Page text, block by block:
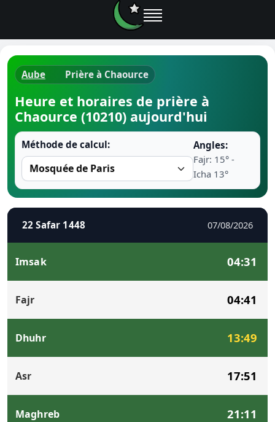
Ramadan
Comment
Aube Prière à Chaource
Heure et horaires de prière à
Chaource (10210) aujourd'hui
Méthode de calcul:
Angles:
Fajr: 15° -
Icha 13°
22 Safar 1448 07/08/2026
Imsak 04:31
Fajr 04:41
Dhuhr 13:49
Asr 17:51
Maghreb 21:11